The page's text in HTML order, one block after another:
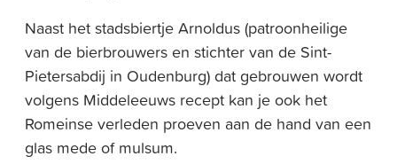
Naast het stadsbiertje Arnoldus (patroonheilige
van de bierbrouwers en stichter van de Sint-
Pietersabdij in Oudenburg) dat gebrouwen wordt
volgens Middeleeuws recept kan je ook het
Romeinse verleden proeven aan de hand van een
glas mede of mulsum.